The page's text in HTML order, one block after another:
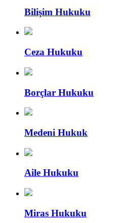
Bilişim Hukuku
Ceza Hukuku
Borçlar Hukuku
Medeni Hukuk
Aile Hukuku
Miras Hukuku